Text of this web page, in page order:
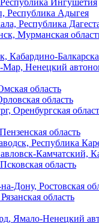
Республика Адыгея
Республика
Мурманская
Кабардино-
Мар, Ненецкий
область
область
Оренбургская
область
Республика
Камчатский,
область
Дону, Ростовская
область
Ямало-Ненецкий